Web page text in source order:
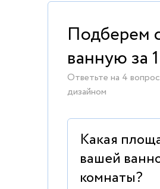
Подберем
ванную за
Ответьте на 4
дизайном
Какая
вашей
комнаты?